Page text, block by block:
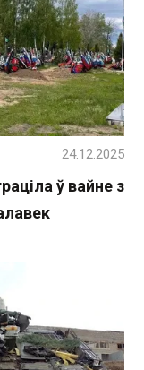
ў вайне з
24.12.2025